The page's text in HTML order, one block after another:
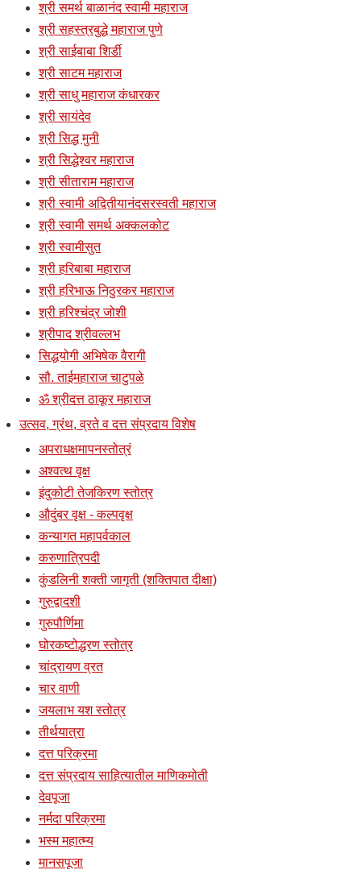
श्री समर्थ बाळानंद स्वामी महाराज
श्री सहस्त्रबुद्धे महाराज पुणे
श्री साईबाबा शिर्डी
श्री साटम महाराज
श्री साधु महाराज कंधारकर
श्री सायंदेव
श्री सिद्ध मुनी
श्री सिद्धेश्वर महाराज
श्री सीताराम महाराज
श्री स्वामी अद्वितीयानंदसरस्वती महाराज
श्री स्वामी समर्थ अक्कलकोट
श्री स्वामीसुत
श्री हरिबाबा महाराज
श्री हरिभाऊ निठुरकर महाराज
श्री हरिश्चंद्र जोशी
श्रीपाद श्रीवल्लभ
सिद्धयोगी अभिषेक वैरागी
सौ. ताईमहाराज चाटुपळे
ॐ श्रीदत्त ठाकूर महाराज
उत्सव, ग्रंथ, व्रते व दत्त संप्रदाय विशेष
अपराधक्षमापनस्तोत्रं
अश्वत्थ वृक्ष
इंदुकोटी तेजकिरण स्तोत्र
औदुंबर वृक्ष - कल्पवृक्ष
कन्यागत महापर्वकाल
करुणात्रिपदी
कुंडलिनी शक्ती जागृती (शक्तिपात दीक्षा)
गुरुद्वादशी
गुरुपौर्णिमा
घोरकष्टोद्धरण स्तोत्र
चांद्रायण व्रत
चार वाणी
जयलाभ यश स्तोत्र
तीर्थयात्रा
दत्त परिक्रमा
दत्त संप्रदाय साहित्यातील माणिकमोती
देवपूजा
नर्मदा परिक्रमा
भस्म महात्म्य
मानसपूजा